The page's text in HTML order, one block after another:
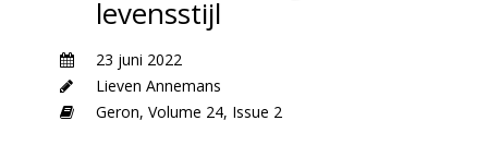
levensstijl
23 juni 2022
Lieven Annemans
Geron, Volume 24, Issue 2